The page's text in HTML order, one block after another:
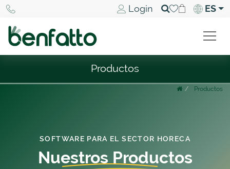
Login ES
Productos
Productos
SOFTWARE PARA EL SECTOR HORECA
Nuestros Productos